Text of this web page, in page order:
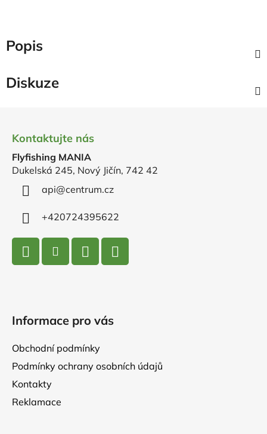
Popis
Diskuze
Kontaktujte nás
Flyfishing MANIA
Dukelská 245, Nový Jičín, 742 42
api@centrum.cz
+420724395622
Informace pro vás
Obchodní podmínky
Podmínky ochrany osobních údajů
Kontakty
Reklamace